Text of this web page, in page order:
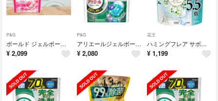
P&G
ボールド ジェルボール 4D プレミアム 洗濯洗剤詰替え 70個
¥ 2,099
P&G
アリエールジェルボール4D部屋干し用 詰替 70個
¥ 2,080
花王
ハミングフレア サボンデサボン スパウトパウチ(1930g)
¥ 1,199